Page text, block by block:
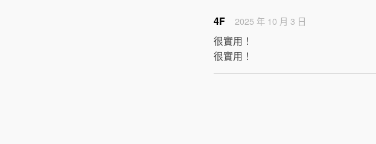
4F 2025 年 10 月 3 日
很實用！
很實用！